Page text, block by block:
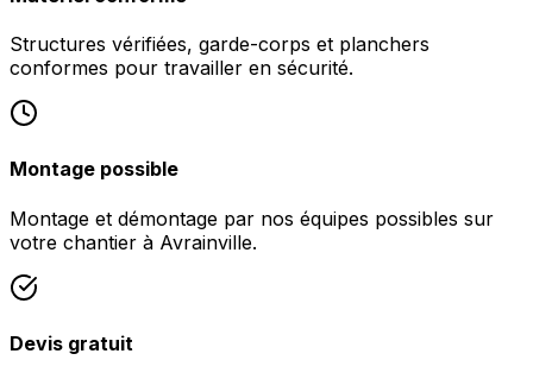
Structures vérifiées, garde-corps et planchers
conformes pour travailler en sécurité.
Montage possible
Montage et démontage par nos équipes possibles sur
votre chantier à Avrainville.
Devis gratuit